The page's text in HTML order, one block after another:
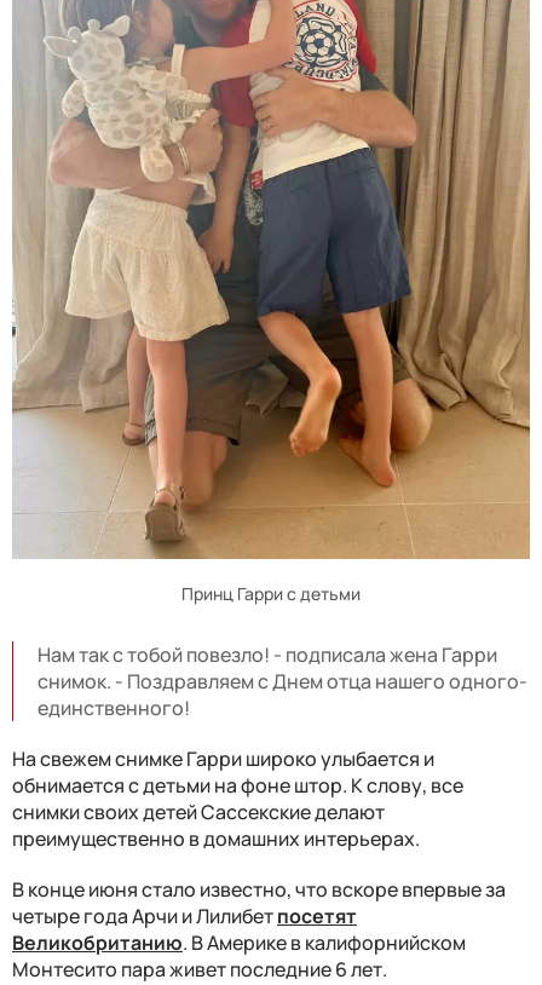
Принц Гарри с детьми
Нам так с тобой повезло! - подписала жена Гарри
снимок. - Поздравляем с Днем отца нашего одного-
единственного!
На свежем снимке Гарри широко улыбается и
обнимается с детьми на фоне штор. К слову, все
снимки своих детей Сассекские делают
преимущественно в домашних интерьерах.
В конце июня стало известно, что вскоре впервые за
четыре года Арчи и Лилибетпосетят
Великобританию. В Америке в калифорнийском
Монтесито пара живет последние 6 лет.